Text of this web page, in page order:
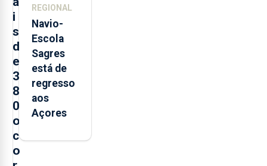
i
s
d
e
3
8
0
o
c
o
REGIONAL
Navio-
Escola
Sagres
está de
regresso
aos
Açores